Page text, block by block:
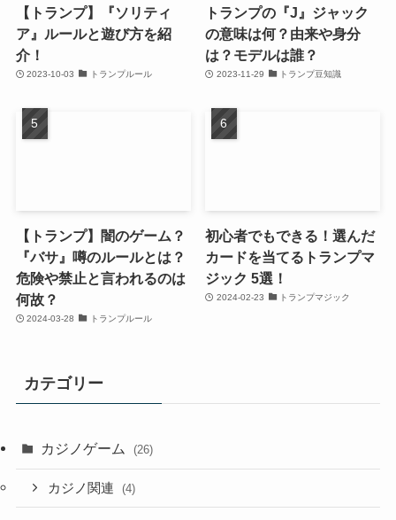
【トランプ】『ソリティ
ア』ルールと遊び方を紹
介！
2023-10-03 トランプルール
トランプの『J』ジャック
の意味は何？由来や身分
は？モデルは誰？
2023-11-29 トランプ豆知識
【トランプ】闇のゲーム？
『バサ』噂のルールとは？
危険や禁止と言われるのは
何故？
2024-03-28 トランプルール
初心者でもできる！選んだ
カードを当てるトランプマ
ジック 5選！
2024-02-23 トランプマジック
カテゴリー
カジノゲーム (26)
カジノ関連 (4)